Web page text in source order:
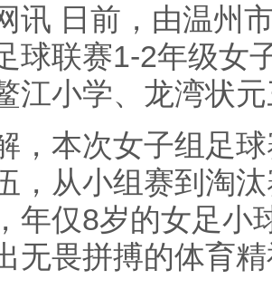
日前，由温州市
球联赛1-2年级女
江小学、龙湾状
本次女子组足球
，从小组赛到淘
年仅8岁的女足小
无畏拼搏的体育